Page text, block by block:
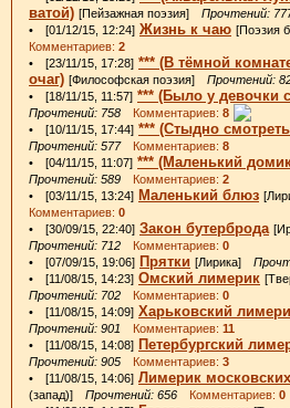
ватой) [Пейзажная поэзия] Прочтений:
• [01/12/15, 12:24] Жизнь к чаю [Поэзия
Комментариев: 2
• [23/11/15, 17:28] *** (В тёмной
очаг) [Философская поэзия] Прочтений:
• [18/11/15, 11:57] *** (Было у девочки
Прочтений: 758 Комментариев: 8
• [10/11/15, 17:44] *** (Стыдно
Прочтений: 577Комментариев: 8
• [04/11/15, 11:07] *** (Маленький
Прочтений: 589 Комментариев: 2
• [03/11/15, 13:24] Маленький блюз
Комментариев: 0
• [30/09/15, 22:40] Закон бутерброда
Прочтений: 712 Комментариев: 0
• [07/09/15, 19:06] Прятки [Лирика]
• [11/08/15, 14:23] Омский лимерик
Прочтений: 702 Комментариев: 0
• [11/08/15, 14:09] Харьковский
Прочтений: 901 Комментариев: 11
• [11/08/15, 14:08] Петербургский
Прочтений: 905 Комментариев: 3
• [11/08/15, 14:06] Лимерик
(запад)] Прочтений: 656 Комментариев: 0